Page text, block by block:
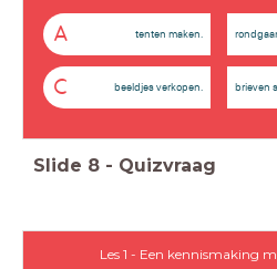
A tenten maken.
C beeldjes verkopen. brieven
Slide 8 - Quizvraag
Les 1 - Een kennismaking